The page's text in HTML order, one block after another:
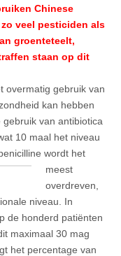
Chinese
veel pesticiden als
groenteteelt,
staan op dit
overmatig gebruik van
kan hebben
van antibiotica
10 maal het niveau
wordt het
meest
overdreven,
niveau. In
de honderd patiënten
maximaal 30 mag
het percentage van